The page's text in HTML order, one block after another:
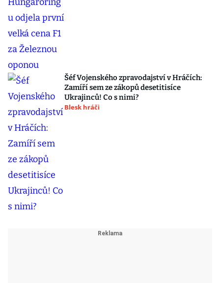
Šéf Vojenského zpravodajství v Hráčích:
Zamíří sem ze zákopů desetitisíce
Ukrajinců! Co s nimi?
Blesk hráči